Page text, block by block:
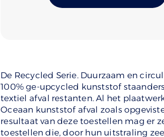
De Recycled Serie. Duurzaam en
100% ge-upcycled kunststof
textiel afval restanten. Al het
Oceaan kunststof afval zoals
resultaat van deze toestellen mag er
toestellen die, door hun uitstraling